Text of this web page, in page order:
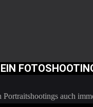
auch